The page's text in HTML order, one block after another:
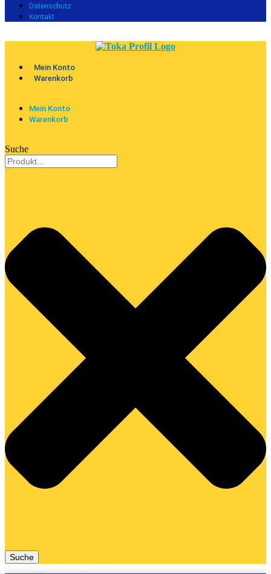
Datenschutz
Kontakt
Mein Konto
Warenkorb
Mein Konto
Warenkorb
Suche
Suche